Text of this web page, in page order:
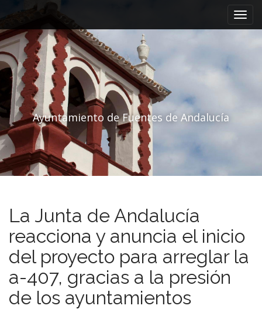
Menú principal
Saltar al contenido
Ayuntamiento de Fuentes de Andalucía
La Junta de Andalucía
reacciona y anuncia el inicio
del proyecto para arreglar la
a-407, gracias a la presión
de los ayuntamientos